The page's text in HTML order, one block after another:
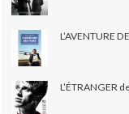
L’AVENTURE
L’ÉTRANGER